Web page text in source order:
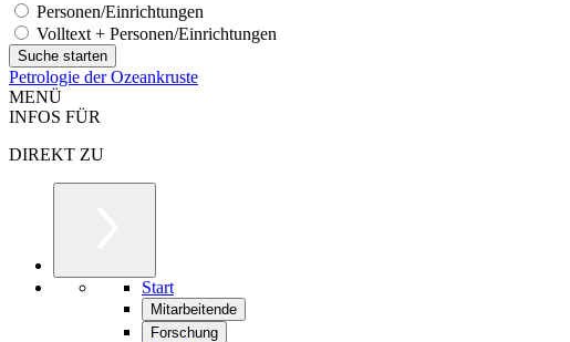
Personen/Einrichtungen
Volltext + Personen/Einrichtungen
Petrologie der Ozeankruste
MENÜ
INFOS FÜR
DIREKT ZU
Start
Mitarbeitende
Forschung